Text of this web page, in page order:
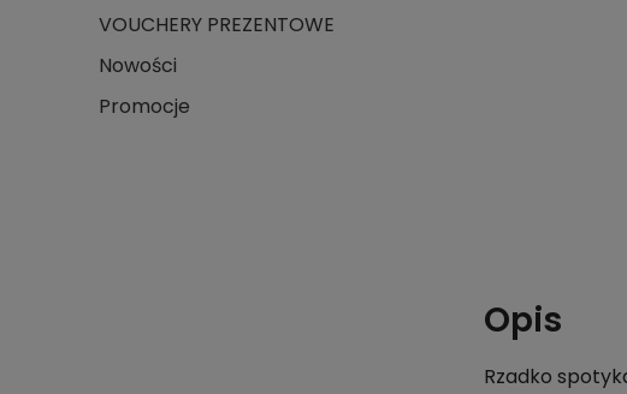
VOUCHERY PREZENTOWE
Nowości
Promocje
Opis
Rzadko